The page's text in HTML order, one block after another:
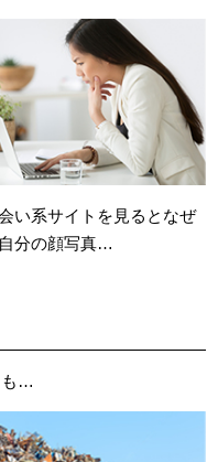
い系サイトを見ると なぜ
分の顔写真…
も…